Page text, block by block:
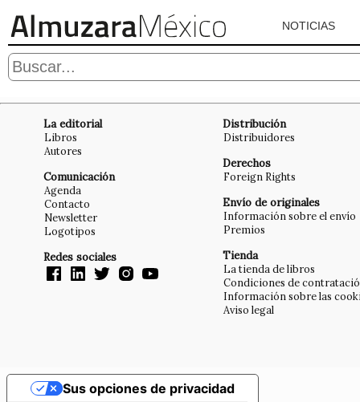
NOTICIAS
La editorial
Libros
Autores
Comunicación
Agenda
Contacto
Newsletter
Logotipos
Redes sociales
Distribución
Distribuidores
Derechos
Foreign Rights
Envío de originales
Información sobre el envío
Premios
Tienda
La tienda de libros
Condiciones de
Información sobre las
Aviso legal
Sus opciones de privacidad